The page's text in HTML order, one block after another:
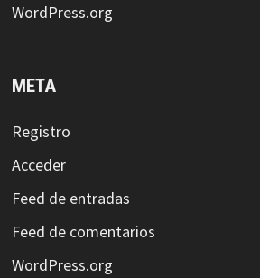
WordPress.org
META
Registro
Acceder
Feed de entradas
Feed de comentarios
WordPress.org